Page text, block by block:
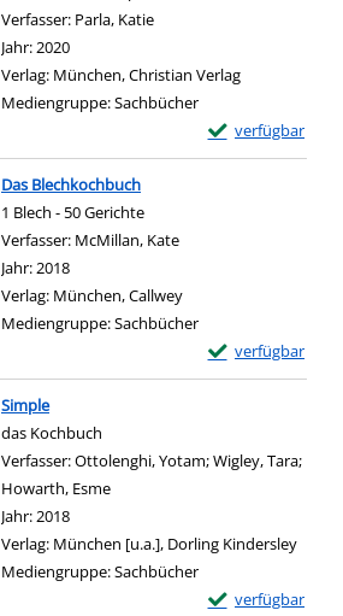
Verfasser: Parla, Katie
Jahr:2020
Verlag: München, Christian Verlag
Mediengruppe:Sachbücher
verfügbar
Exemplar-
Zum Download
Das Blechkochbuch
1 Blech - 50 Gerichte
Verfasser: McMillan, Kate
Jahr:2018
Verlag: München, Callwey
Mediengruppe:Sachbücher
verfügbar
Exemplar-Details
Zum Download
Simple
das Kochbuch
Verfasser:Ottolenghi, Yotam;Wigley, Tara;
Howarth, Esme
Jahr:2018
Verlag: München [u.a.], Dorling Kindersley
Mediengruppe:Sachbücher
verfügbar
Exemplar-Details